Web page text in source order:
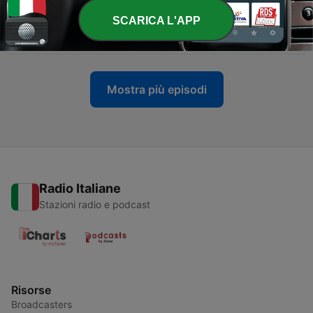
275 - خطب 2000 ـ الإستعداد لشهر رمضان
18 Nov 2020
Mostra più episodi
Radio Italiane
Stazioni radio e podcast
Risorse
Broadcasters
SCARICA L'APP